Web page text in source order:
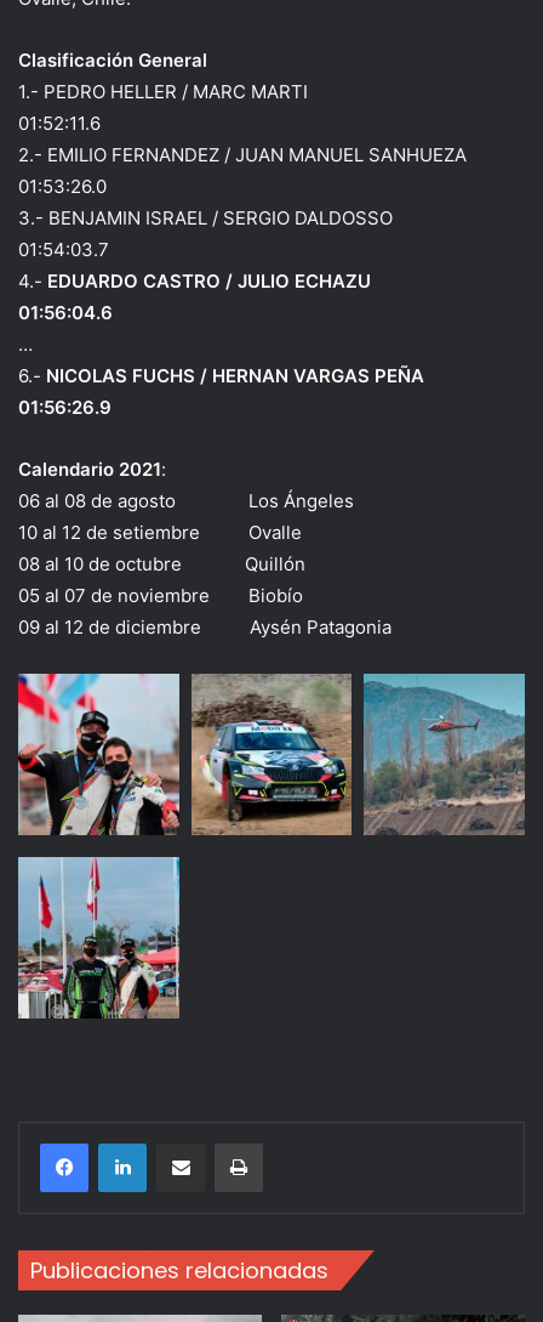
Clasificación General
1.- PEDRO HELLER / MARC MARTI
01:52:11.6
2.- EMILIO FERNANDEZ / JUAN MANUEL SANHUEZA
01:53:26.0
3.- BENJAMIN ISRAEL / SERGIO DALDOSSO
01:54:03.7
4.- EDUARDO CASTRO / JULIO ECHAZU
01:56:04.6
…
6.- NICOLAS FUCHS / HERNAN VARGAS PEÑA
01:56:26.9
Calendario 2021:
06 al 08 de agosto Los Ángeles
10 al 12 de setiembre Ovalle
08 al 10 de octubre Quillón
05 al 07 de noviembre Biobío
09 al 12 de diciembre Aysén Patagonia
Compartir por correo electrónicoImprimir
Publicaciones relacionadas